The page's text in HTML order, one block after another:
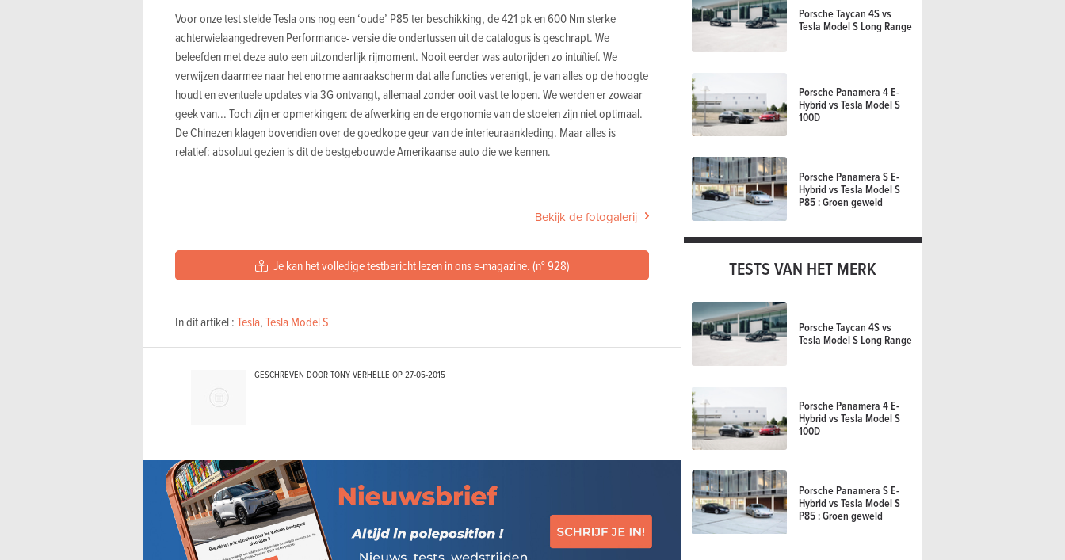
Voor onze test stelde Tesla ons nog een ‘oude’ P85 ter beschikking, de 421 pk en 600 Nm sterke
achterwielaangedreven Performance- versie die ondertussen uit de catalogus is geschrapt. We
beleefden met deze auto een uitzonderlijk rijmoment. Nooit eerder was autorijden zo intuïtief. We
verwijzen daarmee naar het enorme aanraakscherm dat alle functies verenigt, je van alles op de hoogte
houdt en eventuele updates via 3G ontvangt, allemaal zonder ooit vast te lopen. We werden er zowaar
geek van... Toch zijn er opmerkingen: de afwerking en de ergonomie van de stoelen zijn niet optimaal.
De Chinezen klagen bovendien over de goedkope geur van de interieuraankleding. Maar alles is
relatief: absoluut gezien is dit de bestgebouwde Amerikaanse auto die we kennen.
Bekijk de fotogalerij
Je kan het volledige testbericht lezen in ons e-magazine. (n° 928)
In dit artikel :Tesla,Tesla Model S
GESCHREVEN DOOR TONY VERHELLE OP27-05-2015
Porsche Taycan 4S vs
Tesla Model S Long Range
Porsche Panamera 4 E-
Hybrid vs Tesla Model S
100D
Porsche Panamera S E-
Hybrid vs Tesla Model S
P85 : Groen geweld
TESTS VAN HET MERK
Porsche Taycan 4S vs
Tesla Model S Long Range
Porsche Panamera 4 E-
Hybrid vs Tesla Model S
100D
Porsche Panamera S E-
Hybrid vs Tesla Model S
P85 : Groen geweld